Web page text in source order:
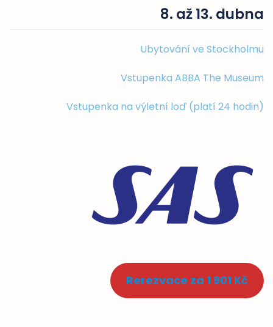
8. až 13. dubna
Ubytování ve Stockholmu
Vstupenka ABBA The Museum
Vstupenka na výletní loď (platí 24 hodin)
Rerezvace za 1 901 Kč